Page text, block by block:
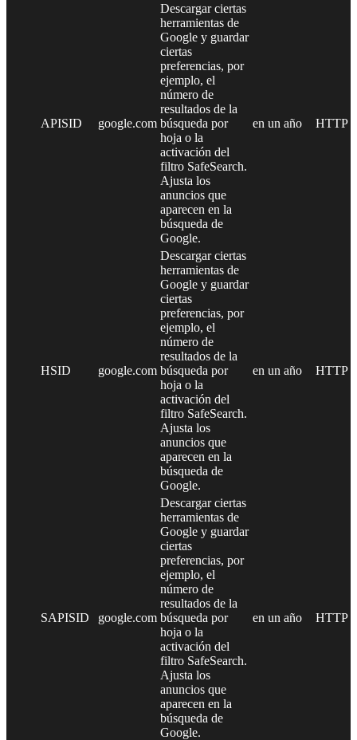
APISID google.com
Descargar ciertas
herramientas de
Google y guardar
ciertas
preferencias, por
ejemplo, el
número de
resultados de la
búsqueda por
hoja o la
activación del
filtro SafeSearch.
Ajusta los
anuncios que
aparecen en la
búsqueda de
Google.
en un año HTTP
HSID google.com
Descargar ciertas
herramientas de
Google y guardar
ciertas
preferencias, por
ejemplo, el
número de
resultados de la
búsqueda por
hoja o la
activación del
filtro SafeSearch.
Ajusta los
anuncios que
aparecen en la
búsqueda de
Google.
en un año HTTP
SAPISID google.com
Descargar ciertas
herramientas de
Google y guardar
ciertas
preferencias, por
ejemplo, el
número de
resultados de la
búsqueda por
hoja o la
activación del
filtro SafeSearch.
Ajusta los
anuncios que
aparecen en la
búsqueda de
Google.
en un año HTTP